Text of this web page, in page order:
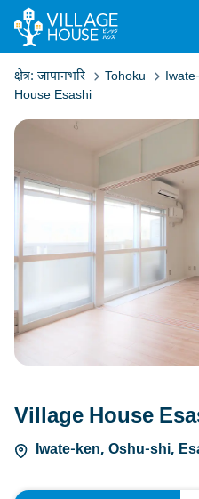
क्षेत्र: जापानभरि Tohoku
House Esashi
Village House
Iwate-ken, Oshu-shi,